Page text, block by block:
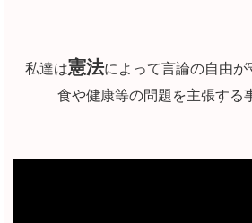
私達は憲法によって言論の自由が
食や健康等の問題を主張する